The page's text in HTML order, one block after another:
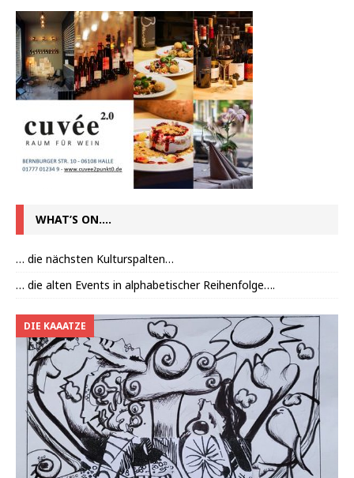
WHAT’S ON….
… die nächsten Kulturspalten…
… die alten Events in alphabetischer Reihenfolge….
DIE KAAATZE